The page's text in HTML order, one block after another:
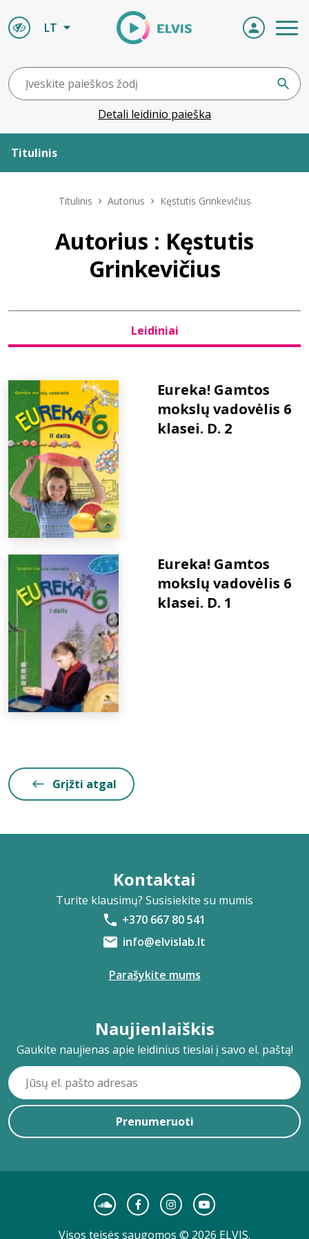
LT
Detali leidinio paieška
Titulinis
ELVIS atvyksta
Naujienos
Bibliotekoms
D.U.K.
+370 667 80 541
Titulinis Autorius Kęstutis Grinkevičius
Autorius : Kęstutis
Grinkevičius
Leidiniai
Eureka! Gamtos
mokslų vadovėlis 6
klasei. D. 2
Eureka! Gamtos
mokslų vadovėlis 6
klasei. D. 1
Grįžti atgal
Kontaktai
Turite klausimų? Susisiekite su mumis
+370 667 80 541
info@elvislab.lt
Parašykite mums
Naujienlaiškis
Gaukite naujienas apie leidinius tiesiai į savo el. paštą!
Prenumeruoti
Visos teisės saugomos © 2026 ELVIS.